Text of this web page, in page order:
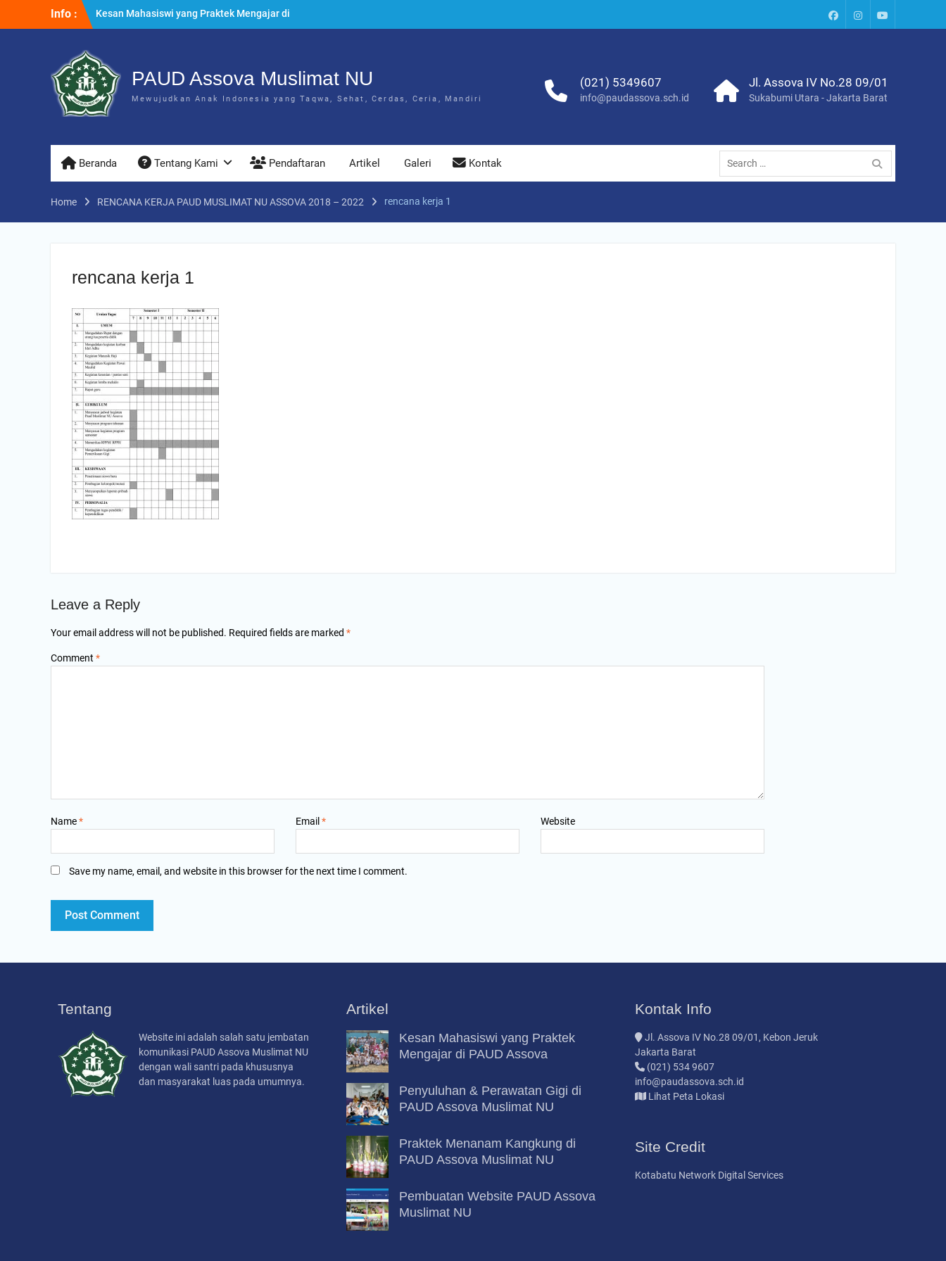
Info :
Kesan Mahasiswi yang Praktek Mengajar di
PAUD Assova
Muslimat NU
Praktek Menanam Kangkung di PAUD Assova
Muslimat NU
PaudInstagram
Youtube
PAUD Assova Muslimat NU
Mewujudkan Anak Indonesia yang Taqwa, Sehat, Cerdas, Ceria, Mandiri
(021) 5349607
info@paudassova.sch.id
Jl. Assova IV No.28 09/01
Sukabumi Utara - Jakarta Barat
Beranda Tentang Kami Pendaftaran Artikel Galeri Kontak
Search
for:
Home RENCANA KERJA PAUD MUSLIMAT NU ASSOVA 2018 – 2022 rencana kerja 1
rencana kerja 1
Leave a Reply
Your email address will not be published. Required fields are marked *
Comment *
Name* Email * Website
Save my name, email, and website in this browser for the next time I comment.
Tentang
Website ini adalah salah satu jembatan
komunikasi PAUD Assova Muslimat NU
dengan wali santri pada khususnya
dan masyarakat luas pada umumnya.
Artikel
Kesan Mahasiswi yang Praktek
Mengajar di PAUD Assova
Penyuluhan & Perawatan Gigi di
PAUD Assova Muslimat NU
Praktek Menanam Kangkung di
PAUD Assova Muslimat NU
Pembuatan Website PAUD Assova
Muslimat NU
Kontak Info
Jl. Assova IV No.28 09/01, Kebon Jeruk
Jakarta Barat
(021) 534 9607
info@paudassova.sch.id
Lihat Peta Lokasi
Site Credit
Kotabatu Network Digital Services